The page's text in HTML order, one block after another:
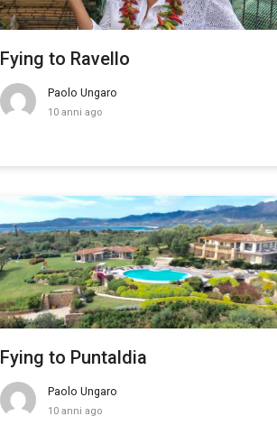
Fying to Ravello
Paolo Ungaro
10 anni ago
Fying to Puntaldia
Paolo Ungaro
10 anni ago